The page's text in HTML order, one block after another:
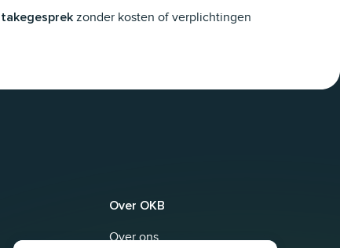
zonder kosten of verplichtingen
Over OKB
Over ons